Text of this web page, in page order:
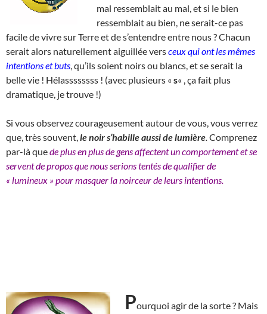
mal ressemblait au mal, et si le bien
ressemblait au bien, ne serait-ce pas
facile de vivre sur Terre et de s’entendre entre nous ? Chacun
serait alors naturellement aiguillée versceux qui ont les mêmes
intentions et buts , qu’ils soient noirs ou blancs, et se serait la
belle vie ! Hélassssssss ! (avec plusieurs « s« , ça fait plus
dramatique, je trouve !)
Si vous observez courageusement autour de vous, vous verrez
que, très souvent, le noir s’habille aussi de lumière Comprenez
par-là quede plus en plus de gens affectent un comportement et se
servent de propos que nous serions tentés de qualifier de
« lumineux » pour masquer la noirceur de leurs intentions.
Pourquoi agir de la sorte ? Mais